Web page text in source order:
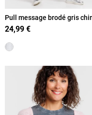
Pull message brodé gris
femme
24,99 €